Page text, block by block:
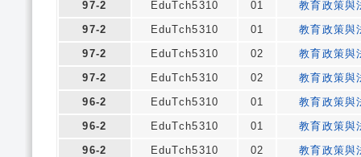
97-2
EduTch5310 01
教育政策與
97-2
EduTch5310 01
教育政策與
97-2
EduTch5310 02
教育政策與
97-2
EduTch5310 02
教育政策與
96-2
EduTch5310 01
教育政策與
96-2
EduTch5310 01
教育政策與
96-2
EduTch5310 02
教育政策與